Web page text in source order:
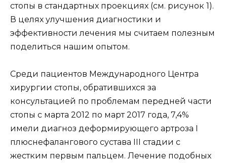
стопы в стандартных проекциях (см. рисунок 1).
В целях улучшения диагностики и
эффективности лечения мы считаем полезным
поделиться нашим опытом.
Среди пациентов Международного Центра
хирургии стопы, обратившихся за
консультацией по проблемам передней части
стопы с марта 2012 по март 2017 года, 7,4%
имели диагноз деформирующего артроза I
плюснефалангового сустава III стадии с
жестким первым пальцем. Лечение подобных